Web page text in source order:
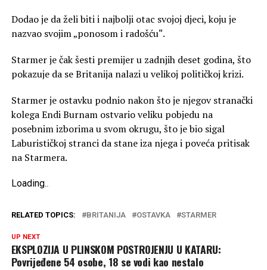
Dodao je da želi biti i najbolji otac svojoj djeci, koju je
nazvao svojim „ponosom i radošću“.
Starmer je čak šesti premijer u zadnjih deset godina, što
pokazuje da se Britanija nalazi u velikoj političkoj krizi.
Starmer je ostavku podnio nakon što je njegov stranački
kolega Endi Burnam ostvario veliku pobjedu na
posebnim izborima u svom okrugu, što je bio sigal
Laburističkoj stranci da stane iza njega i poveća pritisak
na Starmera.
Loading..
RELATED TOPICS: BRITANIJA OSTAVKA STARMER
UP NEXT
EKSPLOZIJA U PLINSKOM POSTROJENJU U KATARU:
Povrijeđene 54 osobe, 18 se vodi kao nestalo